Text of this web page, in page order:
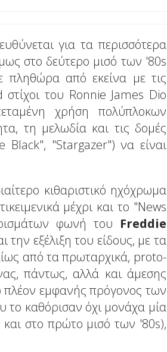
για τα περισσότερα
στο δεύτερο μισό των '80s
από εκείνα με τις
του Ronnie James Dio
χρήση πολύπλοκων
τη μελωδία και τις δομές
"Stargazer") να είναι
κιθαριστικό ηχόχρωμα
μέχρι και το "News
φωνή του Freddie
την εξέλιξη του είδους, με τα
από τα πρωταρχικά, proto-
πάντως, αλλά και άμεσης
εμφανής πρόγονος των
το καθόρισαν όχι μονάχα μία
στο πρώτο μισό των '80s),